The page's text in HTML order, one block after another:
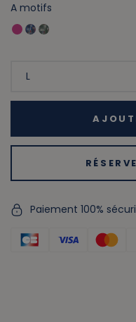
A motifs
Paiement 100%